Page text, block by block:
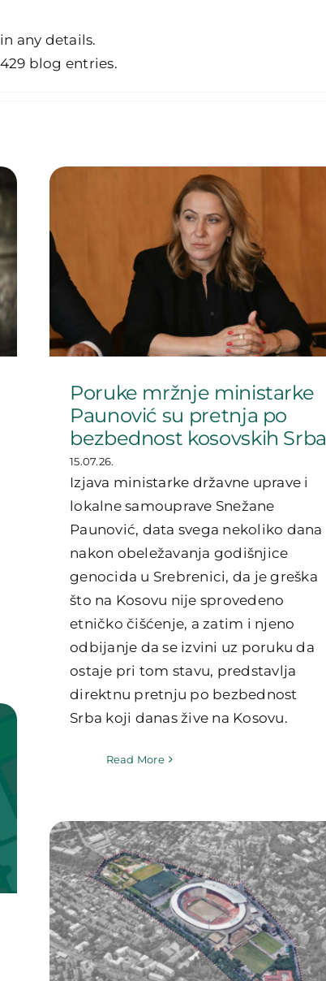
any details.
blog entries.
Poruke mržnje ministarke
Paunović su pretnja po
bezbednost kosovskih Srba
15.07.26.
Izjava ministarke državne uprave i
lokalne samouprave Snežane
Paunović, data svega nekoliko dana
nakon obeležavanja godišnjice
genocida u Srebrenici, da je greška
što na Kosovu nije sprovedeno
etničko čišćenje, a zatim i njeno
odbijanje da se izvini uz poruku da
ostaje pri tom stavu, predstavlja
direktnu pretnju po bezbednost
Srba koji danas žive na Kosovu.
Read More